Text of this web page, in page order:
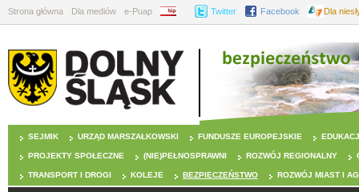
Strona główna Dla mediów e-Puap BIP Twitter Facebook Dla
SEJMIK URZĄD MARSZAŁKOWSKI FUNDUSZE EUROPEJSKIE
PROJEKTY SPOŁECZNE (NIE)PEŁNOSPRAWNI ROZWÓJ REGIONALNY
TRANSPORT I DROGI KOLEJE BEZPIECZEŃSTWO ROZWÓJ MIAST I